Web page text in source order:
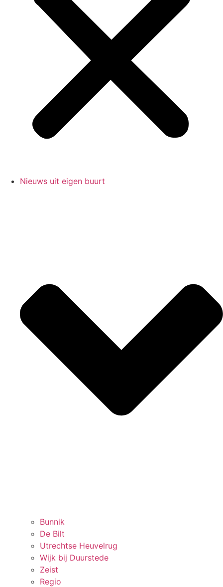
Nieuws uit eigen buurt
Bunnik
De Bilt
Utrechtse Heuvelrug
Wijk bij Duurstede
Zeist
Regio